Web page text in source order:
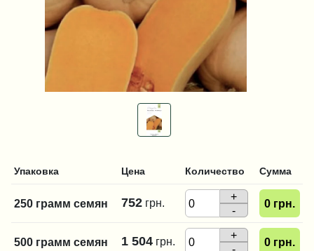
Упаковка Цена Количество Сумма
250 грамм семян 752 грн.
+
-
0 грн.
500 грамм семян 1 504 грн.
+
0 грн.